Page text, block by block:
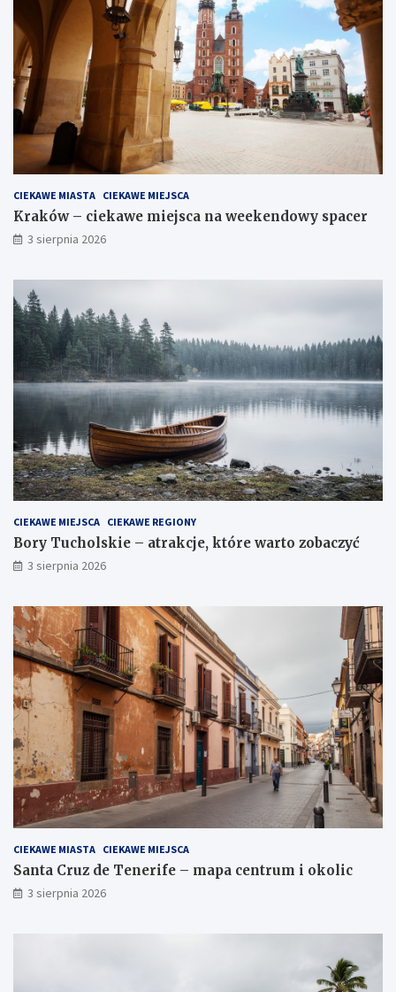
CIEKAWE MIASTA CIEKAWE MIEJSCA
Kraków – ciekawe miejsca na weekendowy spacer
3 sierpnia 2026
CIEKAWE MIEJSCA CIEKAWE REGIONY
Bory Tucholskie – atrakcje, które warto zobaczyć
3 sierpnia 2026
CIEKAWE MIASTA CIEKAWE MIEJSCA
Santa Cruz de Tenerife – mapa centrum i okolic
3 sierpnia 2026